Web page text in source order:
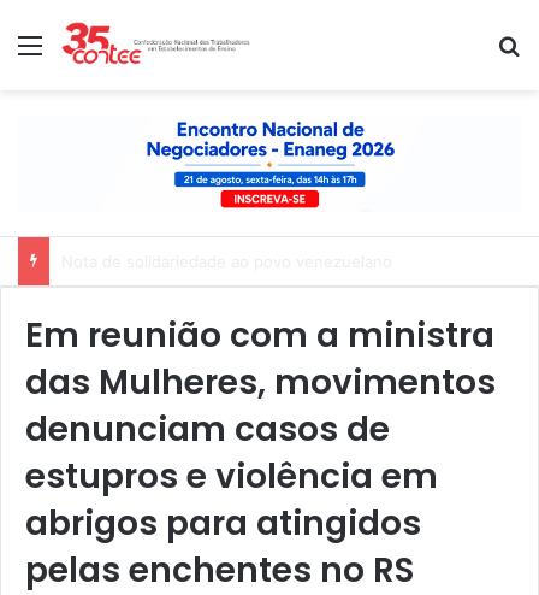
Menu
Em reunião com a ministra
das Mulheres, movimentos
denunciam casos de
estupros e violência em
abrigos para atingidos
pelas enchentes no RS